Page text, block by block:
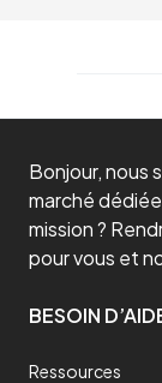
Bonjour, nous
marché
mission ?
pour vous et
BESOIN
Ressources